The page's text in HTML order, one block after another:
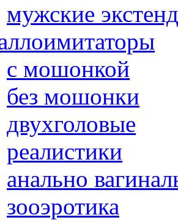
мужские
с мошонкой
без мошонки
двухголовые
реалистики
анально
зооэротика